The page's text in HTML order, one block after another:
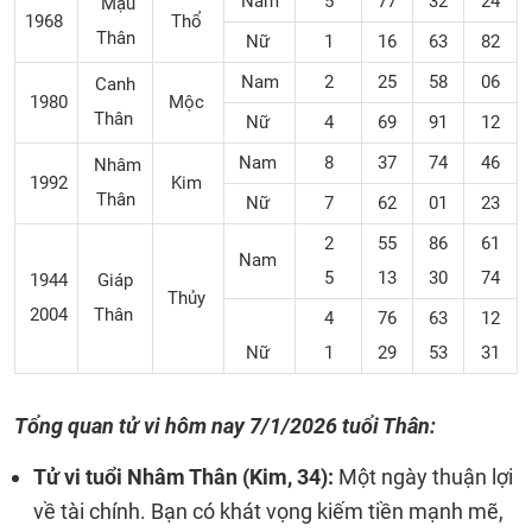
1968
Thân
Thổ
Nữ
1 16 63 82
1980
Canh
Thân
Mộc
Nam 2 25 58
06
Nữ
4 69 91 12
1992
Nhâm
Thân
Kim
Nam 8 37 74
46
Nữ
7 62 01 23
1944
2004
Giáp
Thân
Thủy
Nam
2
5
55
13
86
30
61
74
Nữ
4
1
76
29
63
53
12
31
Tổng quan tử vi hôm nay7/1/2026tuổi Thân:
Tử vi tuổi Nhâm Thân (Kim, 34): Một ngày thuận lợi
về tài chính. Bạn có khát vọng kiếm tiền mạnh mẽ,